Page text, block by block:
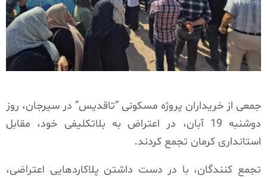
جمعی از خریداران پروژه مسکونی “تاقدیس” در سیرجان، روز
دوشنبه 19 آبان، در اعتراض به بلاتکلیفی خود، مقابل
استانداری کرمان تجمع کردند.
تجمع کنندگان، با در دست داشتن پلاکاردهایی اعتراضی،